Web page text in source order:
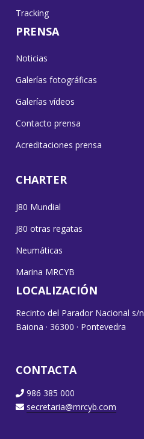
Tracking
PRENSA
Noticias
Galerías fotográficas
Galerías vídeos
Contacto prensa
Acreditaciones prensa
CHARTER
J80 Mundial
J80 otras regatas
Neumáticas
Marina MRCYB
LOCALIZACIÓN
Recinto del Parador Nacional s/n
Baiona · 36300 · Pontevedra
CONTACTA
986 385 000
secretaria@mrcyb.com